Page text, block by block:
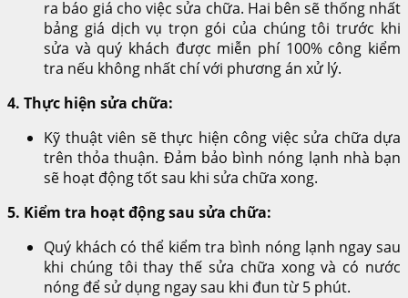
ra báo giá cho việc sửa chữa. Hai bên sẽ thống nhất
bảng giá dịch vụ trọn gói của chúng tôi trước khi
sửa và quý khách được miễn phí 100% công kiểm
tra nếu không nhất chí với phương án xử lý.
4. Thực hiện sửa chữa:
Kỹ thuật viên sẽ thực hiện công việc sửa chữa dựa
trên thỏa thuận. Đảm bảo bình nóng lạnh nhà bạn
sẽ hoạt động tốt sau khi sửa chữa xong.
5. Kiểm tra hoạt động sau sửa chữa:
Quý khách có thể kiểm tra bình nóng lạnh ngay sau
khi chúng tôi thay thế sửa chữa xong và có nước
nóng để sử dụng ngay sau khi đun từ 5 phút.